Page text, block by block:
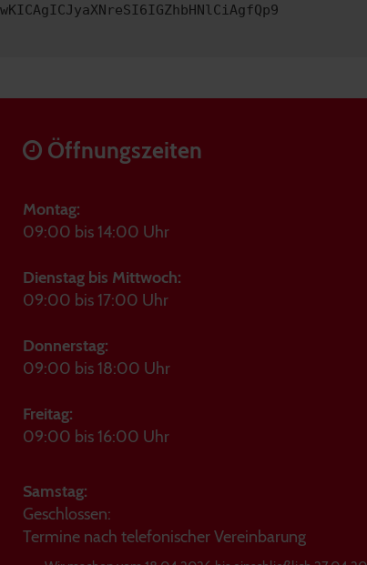
Öffnungszeiten
Montag:
09:00 bis 14:00 Uhr
Dienstag bis Mittwoch:
09:00 bis 17:00 Uhr
Donnerstag:
09:00 bis 18:00 Uhr
Freitag:
09:00 bis 16:00 Uhr
Samstag:
Geschlossen:
Termine nach telefonischer Vereinbarung